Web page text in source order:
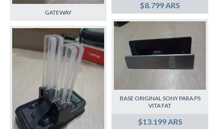
GATEWAY
$8.799 ARS
BASE ORIGINAL SONY PARA PS
VITA FAT
$13.199 ARS